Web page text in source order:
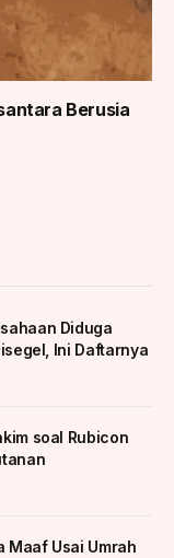
Berusia
Diduga
Ini Daftarnya
soal Rubicon
Maaf Usai Umrah